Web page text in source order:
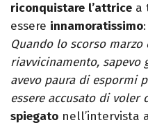
riconquistare l’attrice a
essere innamoratissimo:
Quando lo scorso marzo
riavvicinamento, sapevo
avevo paura di espormi
essere accusato di voler
spiegato nell’intervista